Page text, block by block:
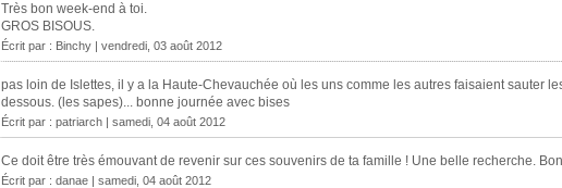
Très bon week-end à toi.
GROS BISOUS.
Écrit par : Binchy | vendredi, 03 août 2012
pas loin de Islettes, il y a la Haute-Chevauchée où les uns comme les autres faisaient sauter
dessous. (les sapes)... bonne journée avec bises
Écrit par : patriarch | samedi, 04 août 2012
Ce doit être très émouvant de revenir sur ces souvenirs de ta famille ! Une belle recherche.
Écrit par : danae | samedi, 04 août 2012